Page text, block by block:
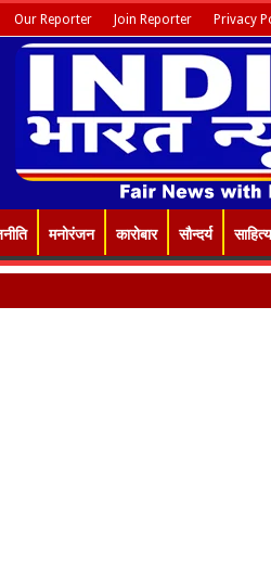
Our Reporter Join Reporter Privacy
मनोरंजन कारोबार सौन्दर्य साहित्य